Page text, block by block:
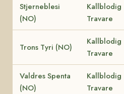
Stjerneblesi
(NO)
Kallblodig
Travare
Trons Tyri (NO)
Kallblodig
Travare
Valdres Spenta
(NO)
Kallblodig
Travare